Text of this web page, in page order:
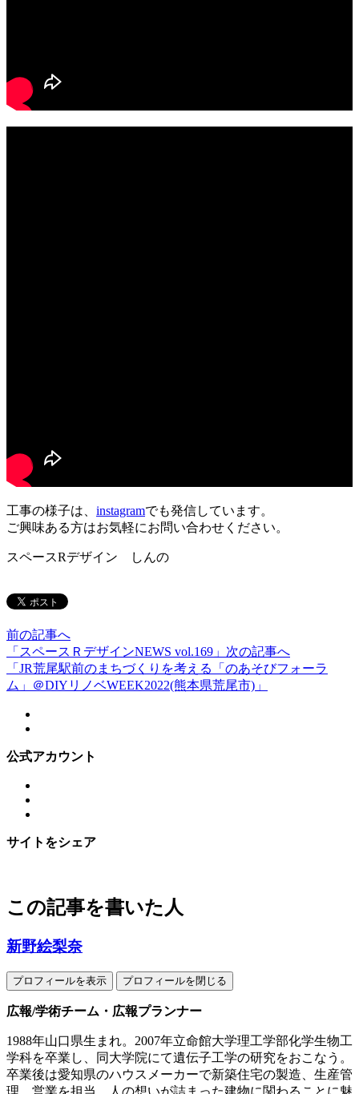
工事の様子は、 instagramでも発信しています。
ご興味ある方はお気軽にお問い合わせください。
スペースRデザイン しんの
前の記事へ
「スペースＲデザインNEWS vol.169」 次の記事へ
「JR荒尾駅前のまちづくりを考える「のあそびフォーラ
ム」＠DIYリノベWEEK2022(熊本県荒尾市)」
公式アカウント
サイトをシェア
この記事を書いた人
新野絵梨奈
プロフィールを表示 プロフィールを閉じる
広報/学術チーム・広報プランナー
1988年山口県生まれ。2007年立命館大学理工学部化学生物工
学科を卒業し、同大学院にて遺伝子工学の研究をおこなう。
卒業後は愛知県のハウスメーカーで新築住宅の製造、生産管